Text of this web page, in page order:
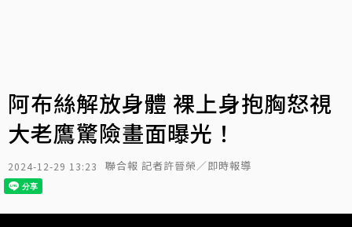
阿布絲解放身體 裸上身抱胸怒視
大老鷹驚險畫面曝光！
2024-12-29 13:23 聯合報 記者許晉榮／即時報導